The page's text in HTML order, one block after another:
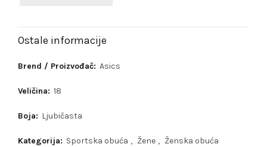
Ostale informacije
Brend / Proizvođač: Asics
Veličina: 18
Boja: Ljubičasta
Kategorija: Sportska obuća , Žene , Ženska obuća